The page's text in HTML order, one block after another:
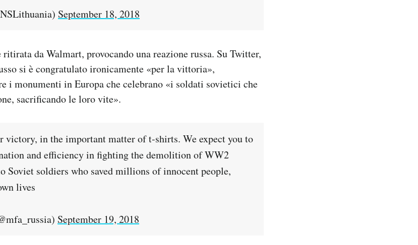
September 18, 2018
da Walmart, provocando una reazione russa. Su Twitter,
si è congratulato ironicamente «per la vittoria»,
i monumenti in Europa che celebrano «i soldati sovietici che
sacrificando le loro vite».
victory, in the important matter of t-shirts. We expect you to
and efficiency in fighting the demolition of WW2
Soviet soldiers who saved millions of innocent people,
lives
September 19, 2018